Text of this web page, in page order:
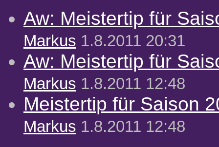
Aw: Meistertip für
Markus 1.8.2011 20:31
Aw: Meistertip für
Markus 1.8.2011 12:48
Meistertip für Saison
Markus 1.8.2011 12:48